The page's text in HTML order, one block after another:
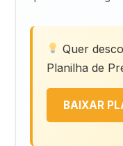
Quer
Planilha de
BAIXAR